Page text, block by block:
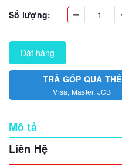
Số lượng:
Đặt hàng
TRẢ GÓP QUA THẺ
Visa, Master, JCB
Mô tả
Liên Hệ